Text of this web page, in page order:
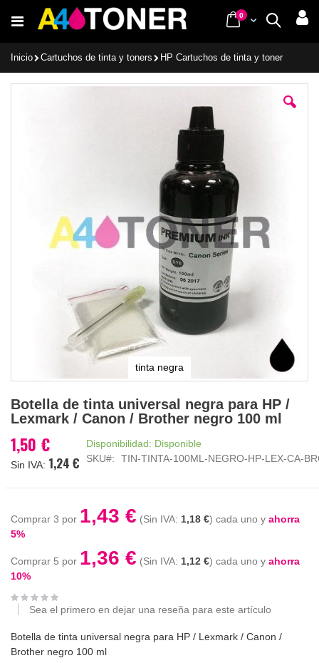
al
Buscar
Cart
0items
Inicio Cartuchos de tinta y toners HP Cartuchos de tinta y toner
tinta negra
al
comienzo
la
galería
Botella de tinta universal negra para HP /
Lexmark / Canon / Brother negro 100 ml
1,50 €
1,24 €
Disponibilidad: Disponible
SKU
TIN-TINTA-100ML-NEGRO-HP-LEX-CA-
Comprar 3 por 1,43 € 1,18 € cada uno y ahorra
5%
Comprar 5 por 1,36 € 1,12 € cada uno y ahorra
10%
Sea el primero en dejar una reseña para este artículo
Botella de tinta universal negra para HP / Lexmark / Canon /
Brother negro 100 ml